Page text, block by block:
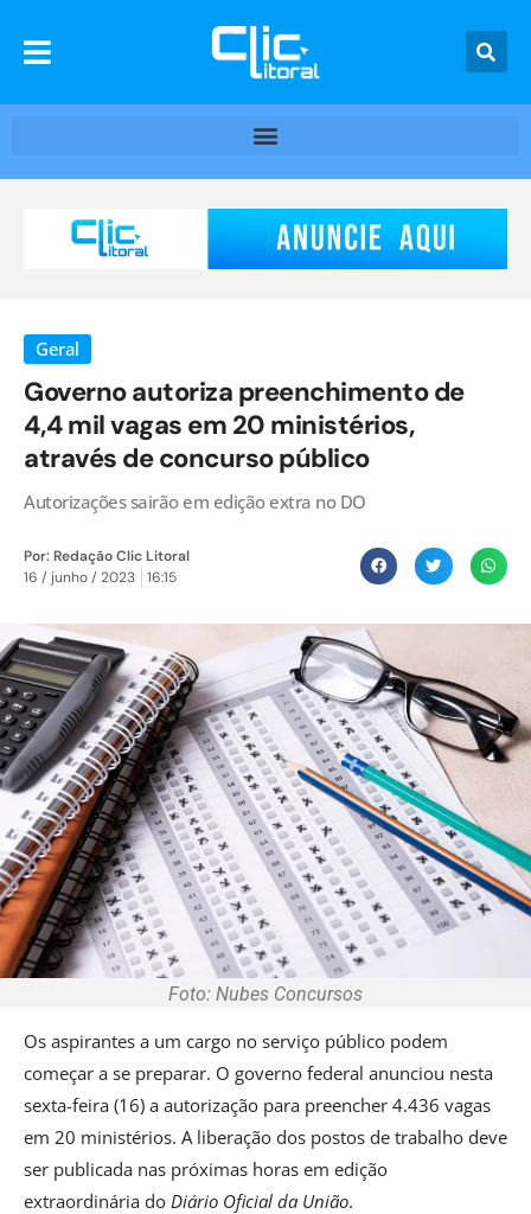
Geral
Governo autoriza preenchimento de
4,4 mil vagas em 20 ministérios,
através de concurso público
Autorizações sairão em edição extra no DO
Por:Redação Clic Litoral
16 / junho / 2023
16:15
Foto: Nubes Concursos
Os aspirantes a um cargo no serviço público podem
começar a se preparar. O governo federal anunciou nesta
sexta-feira (16) a autorização para preencher 4.436 vagas
em 20 ministérios. A liberação dos postos de trabalho deve
ser publicada nas próximas horas em edição
extraordinária do Diário Oficial da União.